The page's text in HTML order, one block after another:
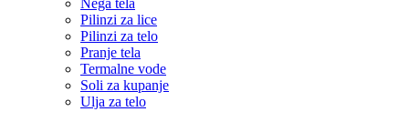
Pilinzi za lice
Pilinzi za telo
Pranje tela
Termalne vode
Soli za kupanje
Ulja za telo